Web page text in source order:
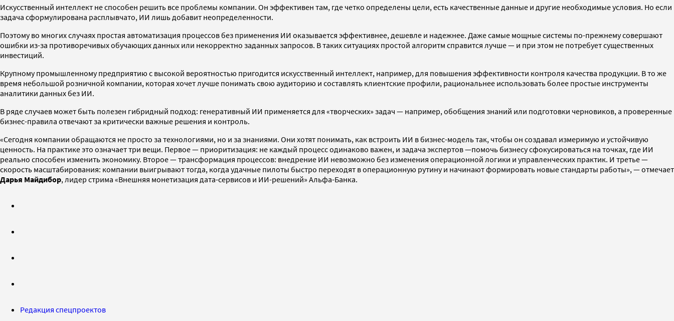
Искусственный интеллект не способен решить все проблемы компании. Он эффективен там, где четко определены цели, есть качественные данные и другие необходимые условия. Но если
задача сформулирована расплывчато, ИИ лишь добавит неопределенности.
Поэтому во многих случаях простая автоматизация процессов без применения ИИ оказывается эффективнее, дешевле и надежнее. Даже самые мощные системы по-прежнему совершают
ошибки из-за противоречивых обучающих данных или некорректно заданных запросов. В таких ситуациях простой алгоритм справится лучше — и при этом не потребует существенных
инвестиций.
Крупному промышленному предприятию с высокой вероятностью пригодится искусственный интеллект, например, для повышения эффективности контроля качества продукции. В то же
время небольшой розничной компании, которая хочет лучше понимать свою аудиторию и составлять клиентские профили, рациональнее использовать более простые инструменты
аналитики данных без ИИ.
В ряде случаев может быть полезен гибридный подход: генеративный ИИ применяется для «творческих» задач — например, обобщения знаний или подготовки черновиков, а проверенные
бизнес-правила отвечают за критически важные решения и контроль.
«Сегодня компании обращаются не просто за технологиями, но и за знаниями. Они хотят понимать, как встроить ИИ в бизнес-модель так, чтобы он создавал измеримую и устойчивую
ценность. На практике это означает три вещи. Первое — приоритизация: не каждый процесс одинаково важен, и задача экспертов —помочь бизнесу сфокусироваться на точках, где ИИ
реально способен изменить экономику. Второе — трансформация процессов: внедрение ИИ невозможно без изменения операционной логики и управленческих практик. И третье —
скорость масштабирования: компании выигрывают тогда, когда удачные пилоты быстро переходят в операционную рутину и начинают формировать новые стандарты работы», — отмечает
Дарья Майдибор, лидер стрима «Внешняя монетизация дата-сервисов и ИИ-решений» Альфа-Банка.
Редакция спецпроектов